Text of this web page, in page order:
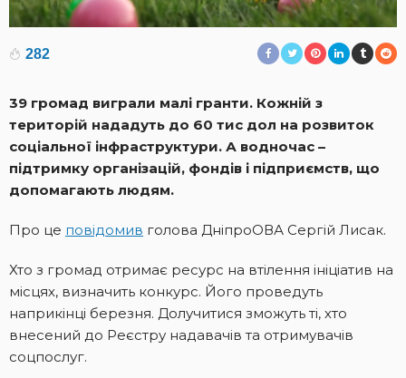
282
39 громад виграли малі гранти. Кожній з
територій нададуть до 60 тис дол на розвиток
соціальної інфраструктури. А водночас –
підтримку організацій, фондів і підприємств, що
допомагають людям.
Про це повідомив голова ДніпроОВА Сергій Лисак.
Хто з громад отримає ресурс на втілення ініціатив на
місцях, визначить конкурс. Його проведуть
наприкінці березня. Долучитися зможуть ті, хто
внесений до Реєстру надавачів та отримувачів
соцпослуг.